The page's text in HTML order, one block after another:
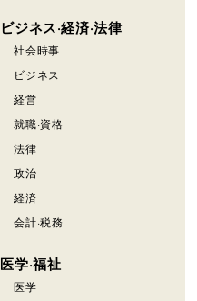
ビジネス·経済·法律
社会時事
ビジネス
経営
就職·資格
法律
政治
経済
会計·税務
医学·福祉
医学